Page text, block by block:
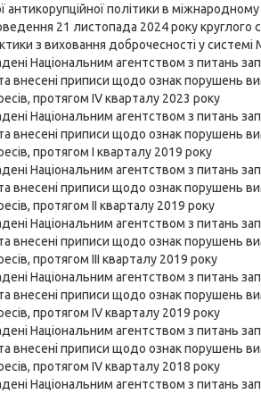
антикорупційної політики в міжнародному
21 листопада 2024 року круглого
з виховання доброчесності у
Національним агентством з питань
внесені приписи щодо ознак порушень
протягом IVкварталу 2023 року
Національним агентством з питань
внесені приписи щодо ознак порушень
протягом I кварталу 2019 року
Національним агентством з питань
внесені приписи щодо ознак порушень
протягом II кварталу 2019 року
Національним агентством з питань
внесені приписи щодо ознак порушень
протягом III кварталу 2019 року
Національним агентством з питань
внесені приписи щодо ознак порушень
протягом IVкварталу 2019 року
Національним агентством з питань
внесені приписи щодо ознак порушень
протягом IV кварталу 2018 року
Національним агентством з питань